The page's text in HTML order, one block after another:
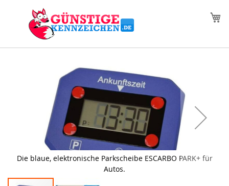
springen
Die blaue, elektronische Parkscheibe ESCARBO PARK+ für
Autos.